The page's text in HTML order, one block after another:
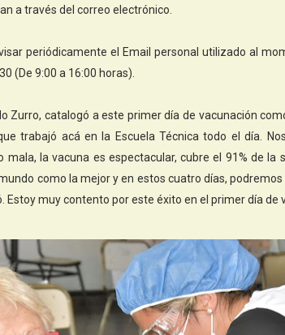
a través del correo electrónico.
periódicamente el Email personal utilizado al
(De 9:00 a 16:00 horas).
Zurro, catalogó a este primer día de vacunación
trabajó acá en la Escuela Técnica todo el día.
mala, la vacuna es espectacular, cubre el 91% de la
como la mejor y en estos cuatro días, podremos
Estoy muy contento por este éxito en el primer día de